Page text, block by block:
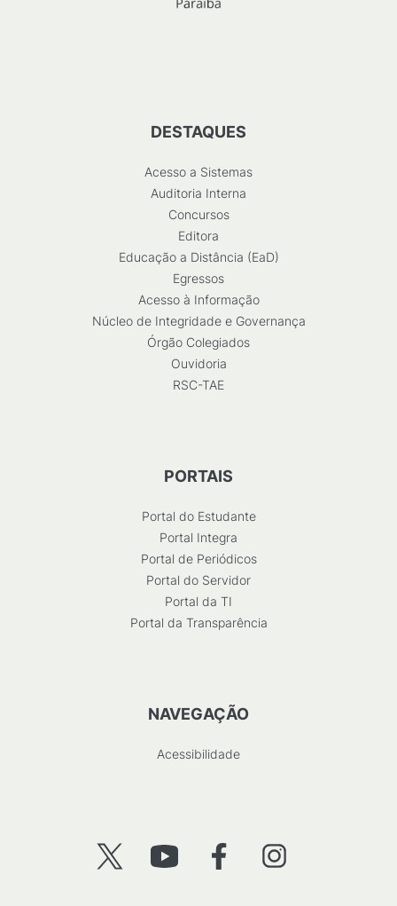
DESTAQUES
Acesso a Sistemas
Auditoria Interna
Concursos
Editora
Educação a Distância (EaD)
Egressos
Acesso à Informação
Núcleo de Integridade e Governança
Órgão Colegiados
Ouvidoria
RSC-TAE
PORTAIS
Portal do Estudante
Portal Integra
Portal de Periódicos
Portal do Servidor
Portal da TI
Portal da Transparência
NAVEGAÇÃO
Acessibilidade